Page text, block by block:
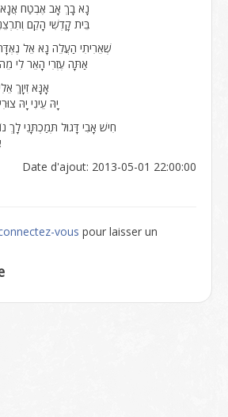
נָא בָךְ אָב אֶבְטַח
בֵּית קָדְשִׁי הָקֵם
שְׁאֵרִיתִי הַעֲלֵה נָא אֵל
אַתָּה עֶזְרִי הָאֵר לִי
אָנָּא זִיוָךְ
יָהּ עֵינִי יָהּ
חִישׁ אָבִי דָּגוּל תְּמַכְתָּנִי לָךְ
Date d'ajout: 2013-05-01 22:00:00
vous pour laisser un